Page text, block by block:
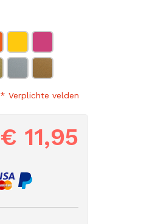
* Verplichte velden
€ 11,95